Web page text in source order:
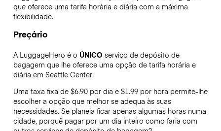
que oferece uma tarifa horária e diária com a máxima
flexibilidade.
Preçário
A LuggageHero é o ÚNICO serviço de depósito de
bagagem que lhe oferece uma opção de tarifa horária e
diária em Seattle Center.
Uma taxa fixa de $6.90 por dia e $1.99 por hora permite-lhe
escolher a opção que melhor se adequa às suas
necessidades. Se planeia ficar apenas algumas horas numa
cidade, porquê pagar por um dia inteiro como faria com